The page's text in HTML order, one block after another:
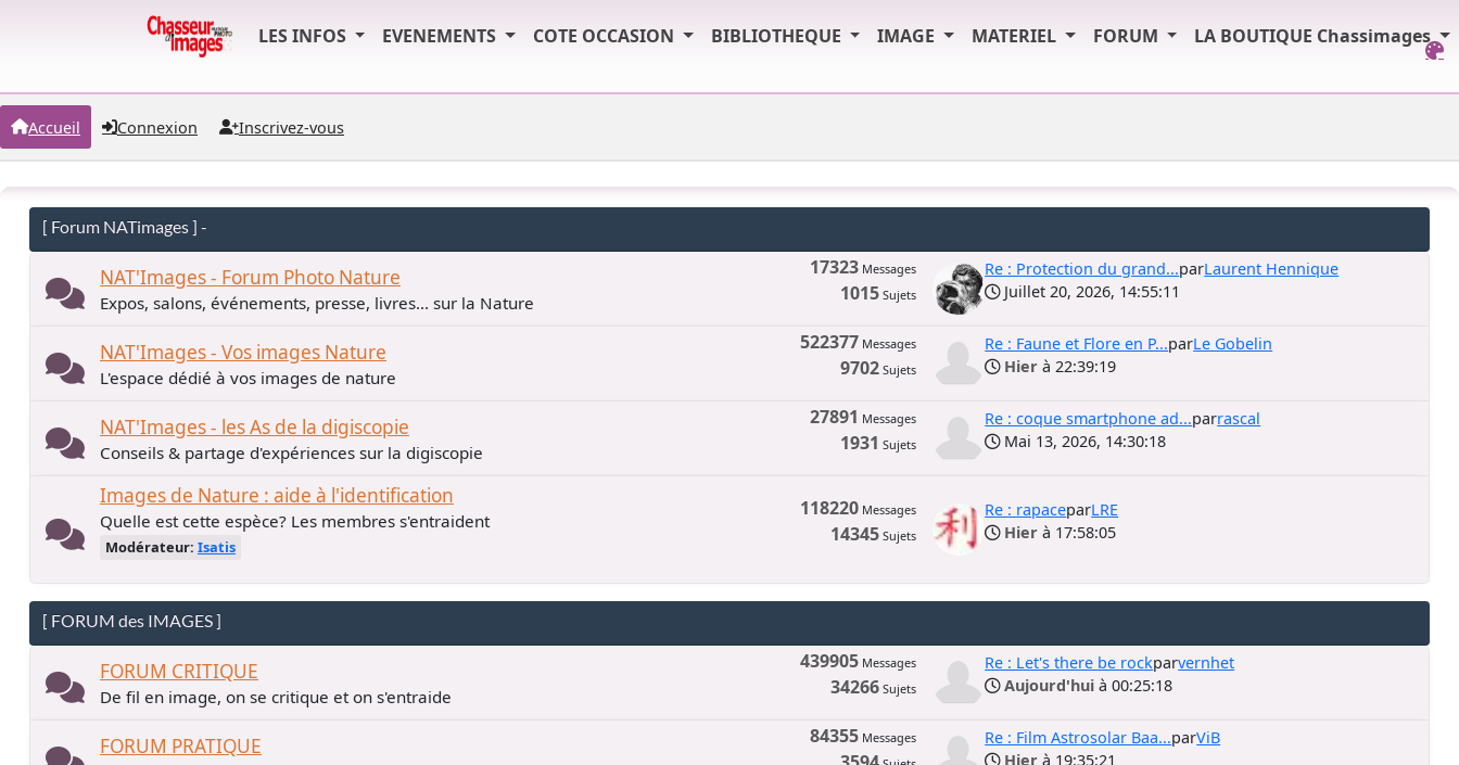
LES INFOS EVENEMENTS COTE OCCASION BIBLIOTHEQUE IMAGE MATERIEL FORUM LA BOUTIQUE Chassimages
Accueil Connexion Inscrivez-vous
[ Forum NATimages ] -
NAT'Images - Forum Photo Nature
Expos, salons, événements, presse, livres... sur la Nature
17323 Messages
1015 Sujets
Re : Protection du grand...parLaurent Hennique
Juillet 20, 2026, 14:55:11
NAT'Images - Vos images Nature
L'espace dédié à vos images de nature
522377 Messages
9702 Sujets
Re : Faune et Flore en P...parLe Gobelin
Hier à 22:39:19
NAT'Images - les As de la digiscopie
Conseils & partage d'expériences sur la digiscopie
27891 Messages
1931 Sujets
Re : coque smartphone ad...parrascal
Mai 13, 2026, 14:30:18
Images de Nature : aide à l'identification
Quelle est cette espèce? Les membres s'entraident
Modérateur: Isatis
118220 Messages
14345 Sujets
Re : rapaceparLRE
Hier à 17:58:05
[ FORUM des IMAGES ]
FORUM CRITIQUE
De fil en image, on se critique et on s'entraide
439905 Messages
34266 Sujets
Re : Let's there be rockparvernhet
Aujourd'hui à 00:25:18
FORUM PRATIQUE 84355 Messages Re : Film Astrosolar Baa...parViB
Hier à 19:35:21